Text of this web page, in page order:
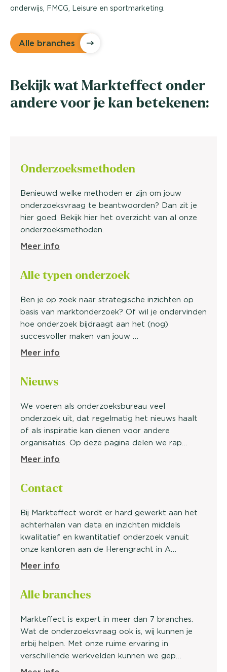
onderwijs, FMCG, Leisure en sportmarketing.
Alle branches
Bekijk wat Markteffect onder
andere voor je kan betekenen:
Onderzoeksmethoden
Benieuwd welke methoden er zijn om jouw
onderzoeksvraag te beantwoorden? Dan zit je
hier goed. Bekijk hier het overzicht van al onze
onderzoeksmethoden.
Meer info
Alle typen onderzoek
Ben je op zoek naar strategische inzichten op
basis van marktonderzoek? Of wil je ondervinden
hoe onderzoek bijdraagt aan het (nog)
succesvoller maken van jouw …
Meer info
Nieuws
We voeren als onderzoeksbureau veel
onderzoek uit, dat regelmatig het nieuws haalt
of als inspiratie kan dienen voor andere
organisaties. Op deze pagina delen we rap…
Meer info
Contact
Bij Markteffect wordt er hard gewerkt aan het
achterhalen van data en inzichten middels
kwalitatief en kwantitatief onderzoek vanuit
onze kantoren aan de Herengracht in A…
Meer info
Allebranches
Markteffect is expert in meer dan 7 branches.
Wat de onderzoeksvraag ook is, wij kunnen je
erbij helpen. Met onze ruime ervaring in
verschillende werkvelden kunnen we gep…